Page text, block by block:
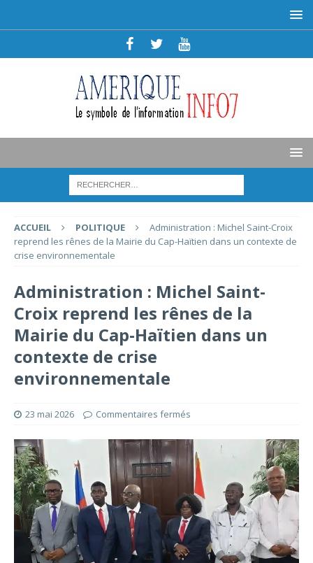
ACCUEIL POLITIQUE
Administration : Michel Saint-Croix
reprend les rênes de la Mairie du Cap-Haïtien dans un contexte de
crise environnementale
Administration : Michel Saint-
Croix reprend les rênes de la
Mairie du Cap-Haïtien dans un
contexte de crise
environnementale
23 mai 2026 Commentaires fermés